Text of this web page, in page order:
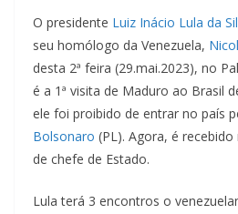
O presidente Luiz Inácio Lula da
seu homólogo da Venezuela,
desta 2ª feira (29.mai.2023), no
é a 1ª visita de Maduro ao Brasil
ele foi proibido de entrar no país
Bolsonaro (PL). Agora, é
de chefe de Estado.
Lula terá 3 encontros o